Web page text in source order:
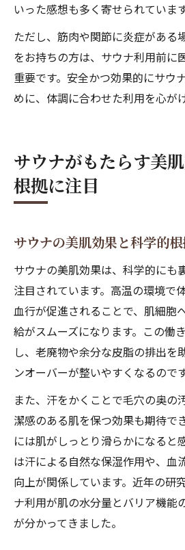
いった感想も多く寄せられています
ただし、筋肉や関節に炎症がある
をお持ちの方は、サウナ利用前に
重要です。安全かつ効果的にサウ
めに、体調に合わせた利用を心が
サウナがもたらす美
根拠に注目
サウナの美肌効果と科学的
サウナの美肌効果は、科学的にも
注目されています。高温の環境で
血行が促進されることで、肌細胞
給がスムーズになります。この働
し、老廃物や余分な皮脂の排出を
ンオーバーが整いやすくなるのです
また、汗をかくことで毛穴の奥の
潔感のある肌を保つ効果も期待で
には肌がしっとり滑らかになると
は汗による自然な保湿作用や、血
向上が関係しています。近年の研
ナ利用が肌の水分量とバリア機能
が分かってきました。